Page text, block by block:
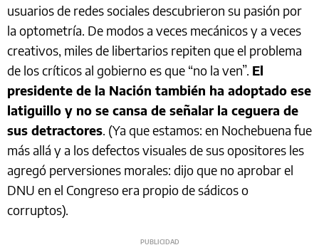
usuarios de redes sociales descubrieron su pasión por
la optometría. De modos a veces mecánicos y a veces
creativos, miles de libertarios repiten que el problema
de los críticos al gobierno es que “no la ven”. El
presidente de la Nación también ha adoptado ese
latiguillo y no se cansa de señalar la ceguera de
sus detractores. (Ya que estamos: en Nochebuena fue
más allá y a los defectos visuales de sus opositores les
agregó perversiones morales: dijo que no aprobar el
DNU en el Congreso era propio de sádicos o
corruptos).